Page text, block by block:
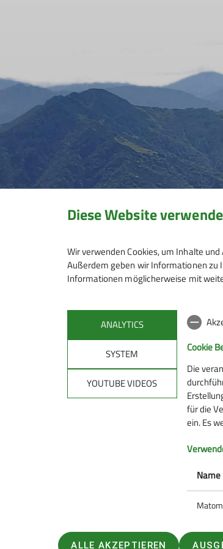
Mitmachen
Diese Website
Wir verwenden Cookies, um Inhalte
Außerdem geben wir Informationen zu
Informationen möglicherweise mit
ANALYTICS
SYSTEM
YOUTUBE VIDEOS
Cookie
Die
für die
ein. Es
Name
ALLE AKZEPTIEREN